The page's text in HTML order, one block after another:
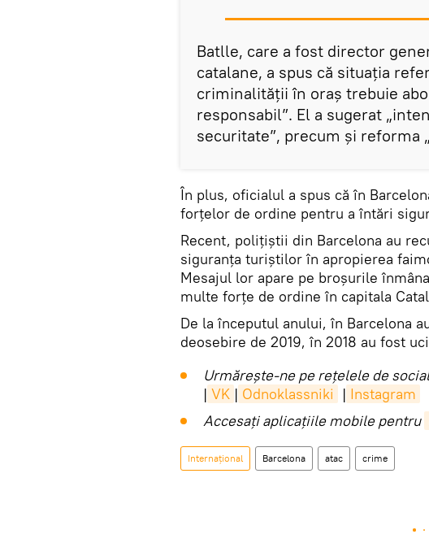
Batlle, care a fost director
catalane, a spus că situaţia
criminalității în oraș trebuie
responsabil”. El a sugerat
securitate”, precum şi reforma
În plus, oficialul a spus că în
forțelor de ordine pentru a întări
Recent, polițiștii din Barcelona au
siguranța turiștilor în apropierea
Mesajul lor apare pe broșurile
multe forţe de ordine în capitala
De la începutul anului, în Barcelona
deosebire de 2019, în 2018 au fost
Urmărește-ne pe rețelele de
| VK | Odnoklassniki | Instagram
Accesaţi aplicaţiile mobile pentru
Internaţional Barcelona atac crime